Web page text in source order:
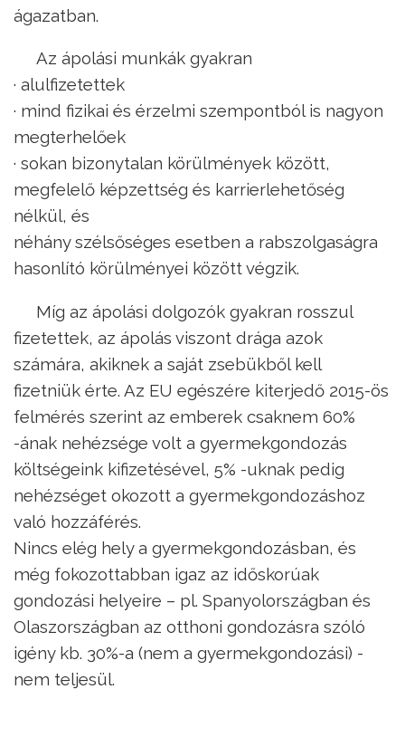
ágazatban.
Az ápolási munkák gyakran
· alulfizetettek
· mind fizikai és érzelmi szempontból is nagyon
megterhelőek
· sokan bizonytalan körülmények között,
megfelelő képzettség és karrierlehetőség
nélkül, és
néhány szélsőséges esetben a rabszolgaságra
hasonlító körülményei között végzik.
Míg az ápolási dolgozók gyakran rosszul
fizetettek, az ápolás viszont drága azok
számára, akiknek a saját zsebükből kell
fizetniük érte. Az EU egészére kiterjedő 2015-ös
felmérés szerint az emberek csaknem 60%
-ának nehézsége volt a gyermekgondozás
költségeink kifizetésével, 5% -uknak pedig
nehézséget okozott a gyermekgondozáshoz
való hozzáférés.
Nincs elég hely a gyermekgondozásban, és
még fokozottabban igaz az időskorúak
gondozási helyeire – pl. Spanyolországban és
Olaszországban az otthoni gondozásra szóló
igény kb. 30%-a (nem a gyermekgondozási) -
nem teljesül.